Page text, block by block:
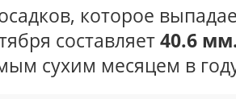
которое
составляет40.6
сухим месяцем в